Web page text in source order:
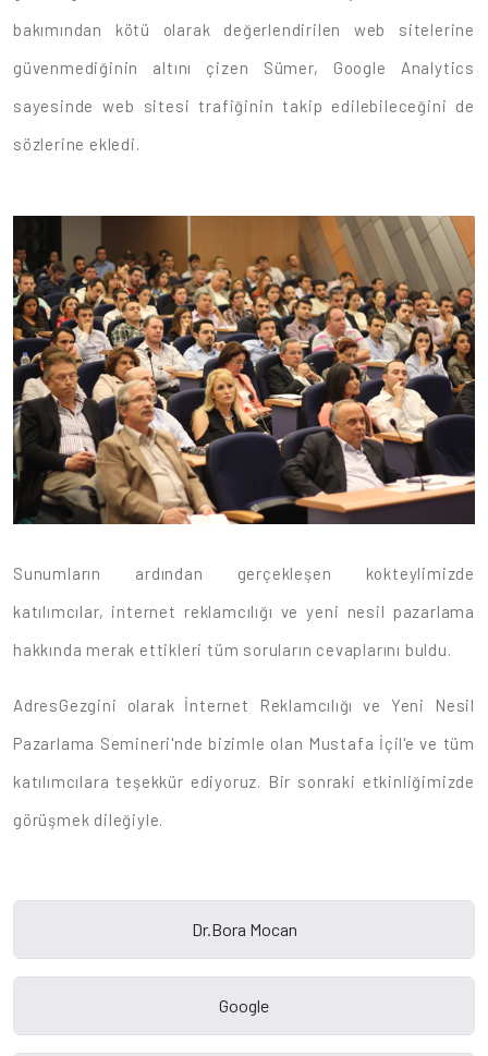
bakımından kötü olarak değerlendirilen web sitelerine
güvenmediğinin altını çizen Sümer, Google Analytics
sayesinde web sitesi trafiğinin takip edilebileceğini de
sözlerine ekledi.
Sunumların ardından gerçekleşen kokteylimizde
katılımcılar, internet reklamcılığı ve yeni nesil pazarlama
hakkında merak ettikleri tüm soruların cevaplarını buldu.
AdresGezgini olarak İnternet Reklamcılığı ve Yeni Nesil
Pazarlama Semineri'nde bizimle olan Mustafa İçil'e ve tüm
katılımcılara teşekkür ediyoruz. Bir sonraki etkinliğimizde
görüşmek dileğiyle.